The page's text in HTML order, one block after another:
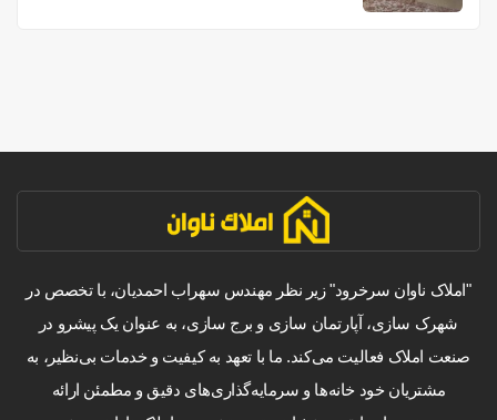
"املاک ناوان سرخرود" زیر نظر مهندس سهراب احمدیان، با تخصص در
شهرک سازی، آپارتمان سازی و برج سازی، به عنوان یک پیشرو در
صنعت املاک فعالیت می‌کند. ما با تعهد به کیفیت و خدمات بی‌نظیر، به
مشتریان خود خانه‌ها و سرمایه‌گذاری‌های دقیق و مطمئن ارائه